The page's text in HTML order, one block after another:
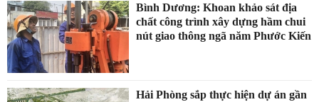
Bình Dương: Khoan khảo sát địa
chất công trình xây dựng hầm chui
nút giao thông ngã năm Phước Kiến
Hải Phòng sắp thực hiện dự án gần